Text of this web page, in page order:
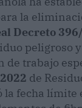
la
Decreto
peligroso
de trabajo
de
la fecha límite